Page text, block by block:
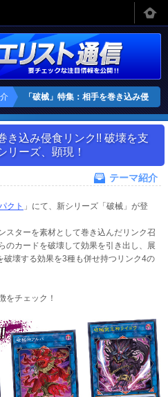
「破械」特集：相手を巻き込み侵
食リンク!! 破壊を支配し展開につ
なげる新シリーズ、顕現！
き込み侵食リンク!! 破壊を支
リーズ、顕現！
テーマ紹介
クト 」にて、新シリーズ「破械」が登
スターを素材として巻き込んだリンク召
のカードを破壊して効果を引き出し、展
壊する効果を3種も併せ持つリンク4の
をチェック！